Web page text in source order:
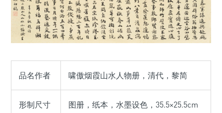
品名作者 啸傲烟霞山水人物册，清代，黎简
形制尺寸 图册，纸本，水墨设色，35.5×25.5cm